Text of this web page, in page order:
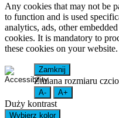
Any cookies that may not be
to function and is used
analytics, ads, other
cookies. It is mandatory to
these cookies on your website.
Zamknij
Zmiana rozmiaru
A- A+
Duży kontrast
Wybierz kolor